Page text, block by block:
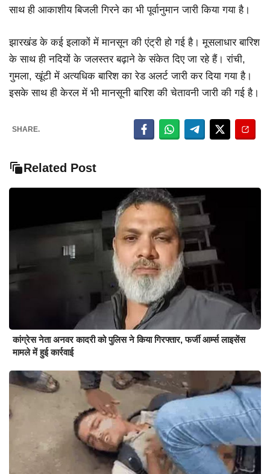
साथ ही आकाशीय बिजली गिरने का भी पूर्वानुमान जारी किया गया है।
झारखंड के कई इलाकों में मानसून की एंट्री हो गई है। मूसलाधार बारिश
के साथ ही नदियों के जलस्तर बढ़ाने के संकेत दिए जा रहे हैं। रांची,
गुमला, खूंटी में अत्यधिक बारिश का रेड अलर्ट जारी कर दिया गया है।
इसके साथ ही केरल में भी मानसूनी बारिश की चेतावनी जारी की गई है।
SHARE.
Related Post
कांग्रेस नेता अनवर कादरी को पुलिस ने किया गिरफ्तार, फर्जी आर्म्स लाइसेंस
मामले में हुई कार्रवाई